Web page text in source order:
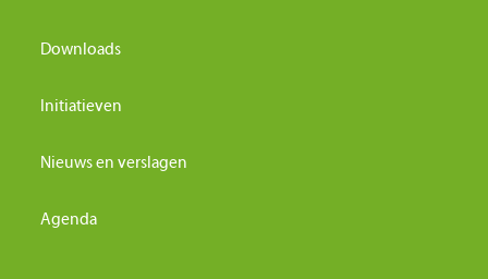
Downloads
Initiatieven
Nieuws en verslagen
Agenda